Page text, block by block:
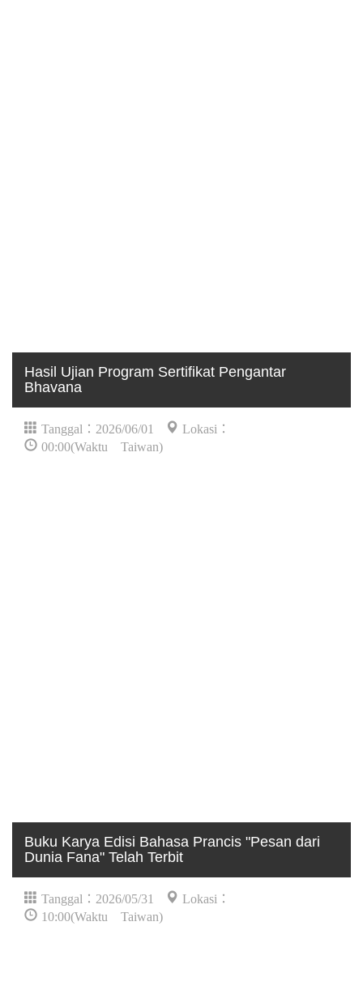
Hasil Ujian Program Sertifikat Pengantar
Bhavana
Tanggal：2026/06/01
Lokasi：
00:00(Waktu Taiwan)
Buku Karya Edisi Bahasa Prancis "Pesan dari
Dunia Fana" Telah Terbit
Tanggal：2026/05/31
Lokasi：
10:00(Waktu Taiwan)